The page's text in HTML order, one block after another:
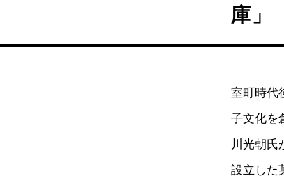
庫」
室町時代
子文化を
川光朝氏
設立した